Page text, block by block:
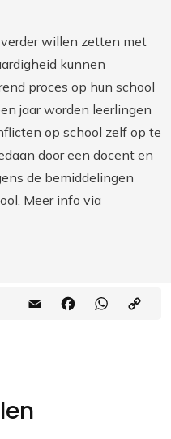
willen zetten met
kunnen
proces op hun school
jaar worden leerlingen
op school zelf op te
door een docent en
de bemiddelingen
Meer info via